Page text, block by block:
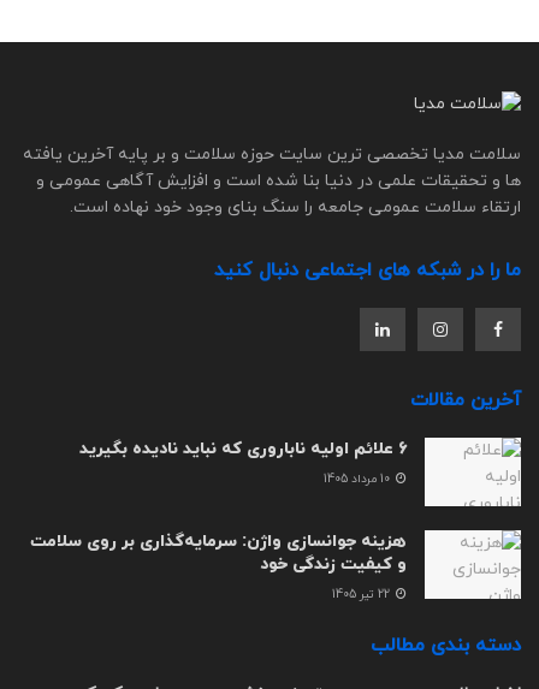
سلامت مدیا تخصصی ترین سایت حوزه سلامت و بر پایه آخرین یافته
ها و تحقیقات علمی در دنیا بنا شده است و افزایش آگاهی عمومی و
ارتقاء سلامت عمومی جامعه را سنگ بنای وجود خود نهاده است.
ما را در شبکه های اجتماعی دنبال کنید
آخرین مقالات
6 علائم اولیه ناباروری که نباید نادیده بگیرید
هزینه جوانسازی واژن: سرمایه‌گذاری بر روی سلامت
و کیفیت زندگی خود
دسته بندی مطالب